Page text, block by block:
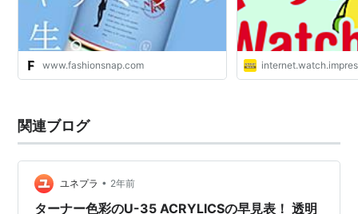
www.fashionsnap.com
関連ブログ
ユネプラ • 2年前
ターナー色彩のU-35 ACRYLICSの早見表！ 透明